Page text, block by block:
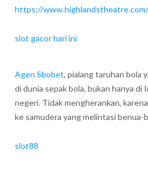
https://www.highlandstheatre.com/
slot gacor hari ini
Agen Sbobet, pialang taruhan bola
di dunia sepak bola, bukan hanya di
negeri. Tidak mengherankan,
ke samudera yang melintasi benua-
slot88